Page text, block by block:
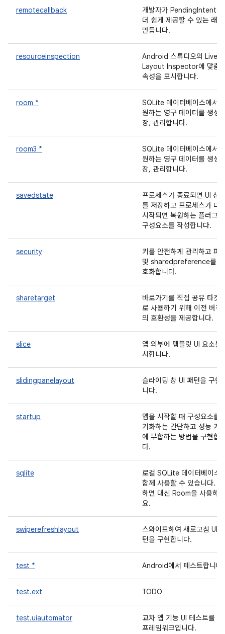
remotecallback
개발자가 PendingIntent를
더 쉽게 제공할 수 있는 래
만듭니다.
resourceinspection
Android 스튜디오의 Live
Layout Inspector에 맞춤
속성을 표시합니다.
room *
SQLite 데이터베이스에서
원하는 영구 데이터를 생성,
장, 관리합니다.
room3 *
SQLite 데이터베이스에서
원하는 영구 데이터를 생성,
장, 관리합니다.
savedstate
프로세스가 종료되면 UI 상
를 저장하고 프로세스가 다
시작되면 복원하는 플러그형
구성요소를 작성합니다.
security
키를 안전하게 관리하고 파
및 sharedpreference를 암
호화합니다.
sharetarget
바로가기를 직접 공유 타겟
로 사용하기 위해 이전 버전
의 호환성을 제공합니다.
slice
앱 외부에 템플릿 UI 요소를
시합니다.
slidingpanelayout
슬라이딩 창 UI 패턴을 구현
니다.
startup
앱을 시작할 때 구성요소를
기화하는 간단하고 성능 기
에 부합하는 방법을 구현합
다.
sqlite
로컬 SQLite 데이터베이스
함께 사용할 수 있습니다.
하면 대신 Room을 사용하세
요.
swiperefreshlayout
스와이프하여 새로고침 UI
턴을 구현합니다.
test * Android에서 테스트합니다.
test.ext TODO
test.uiautomator
교차 앱 기능 UI 테스트를 위
프레임워크입니다.